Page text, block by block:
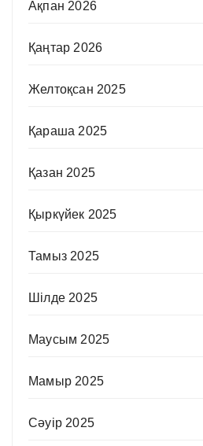
Ақпан 2026
Қаңтар 2026
Желтоқсан 2025
Қараша 2025
Қазан 2025
Қыркүйек 2025
Тамыз 2025
Шілде 2025
Маусым 2025
Мамыр 2025
Сәуір 2025